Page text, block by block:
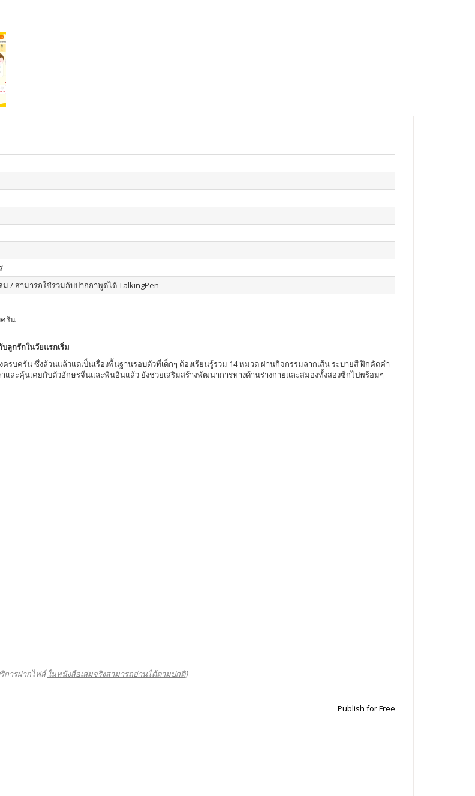
ม / สามารถใช้ร่วมกับปากกาพูดได้ TalkingPen
ครัน
กรักในวัยแรกเริ่ม
บครัน ซึ่งล้วนแล้วแต่เป็นเรื่องพื้นฐานรอบตัวที่เด็กๆ ต้องเรียนรู้รวม 14 หมวด ผ่านกิจกรรมลากเส้น ระบายสี ฝึกคัดคำ
ละคุ้นเคยกับตัวอักษรจีนและพินอินแล้ว ยังช่วยเสริมสร้างพัฒนาการทางด้านร่างกายและสมองทั้งสองซีกไปพร้อมๆ
การฝากไฟล์ ในหนังสือเล่มจริงสามารถอ่านได้ตามปกติ)
Publish for Free